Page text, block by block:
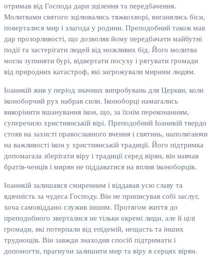
отримав від Господа дари зцілення та передбачення.
Молитвами святого зцілювались тяжкохворі, виганялись біси,
поверталися мир і злагода у родини. Преподобний також мав
дар прозорливості, що дозволяв йому передбачати майбутні
події та застерігати людей від можливих бід. Його молитва
могла зупиняти бурі, відвертати посуху і рятувати громади
від природних катастроф, які загрожували мирним людям.
Іоаникій жив у період значних випробувань для Церкви, коли
іконоборчий рух набрав сили. Іконоборці намагались
викорінити вшанування ікон, що, за їхнім переконанням,
суперечило християнській вірі. Преподобний Іоаникій твердо
стояв на захисті православного вчення і святинь, наполягаючи
на важливості ікон у християнській традиції. Його підтримка
допомагала зберігати віру і традиції серед вірян, він навчав
братів-ченців і мирян не піддаватися на вплив іконоборців.
Іоаникій залишався смиренним і віддавав усю славу та
вдячність за чудеса Господу. Він не приписував собі заслуг,
хоча самовіддано служив іншим. Протягом життя до
преподобного зверталися не тільки окремі люди, але й цілі
громади, які потерпали від епідемій, нещасть та інших
труднощів. Він завжди знаходив спосіб підтримати і
допомогти, прагнучи залишити мир та віру в серцях вірян.